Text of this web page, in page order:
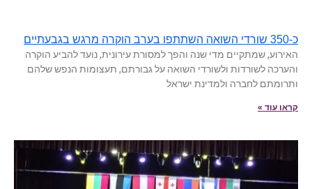
כ-350 שורדי השואה השתתפו בערב הוקרה מרגש בגבעתיים
האירוע, שמתקיים מדי שנה והפך למסורת עירונית, נועד להביע הוקרה
והערכה לשורדות ולשורדי השואה על גבורתם, תעצומות הנפש שלהם
ותרומתם לחברה ולמדינת ישראל
קראו עוד »